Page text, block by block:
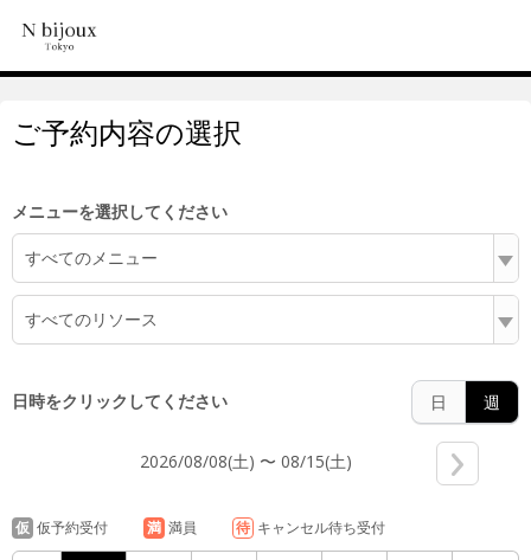
ご予約内容の選択
メニューを選択してください
すべてのメニュー
すべてのリソース
日時をクリックしてください 日 週
2026/08/08(土) 〜 08/15(土)
仮 仮予約受付 満 満員 待 キャンセル待ち受付
5:00
6:00
7:00